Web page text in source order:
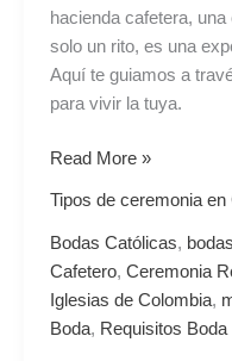
hacienda cafetera,
solo un rito, es una
Aquí te guiamos a
para vivir la tuya.
Read More »
Tipos de ceremonia en
Bodas Católicas,
Cafetero, Ceremonia
Iglesias de Colombia,
Boda, Requisitos Boda